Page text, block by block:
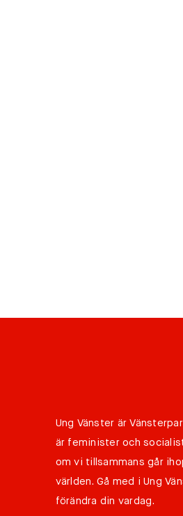
Ung Vänster är
är feminister och
om vi tillsammans går
världen. Gå med i Ung
förändra din vardag.